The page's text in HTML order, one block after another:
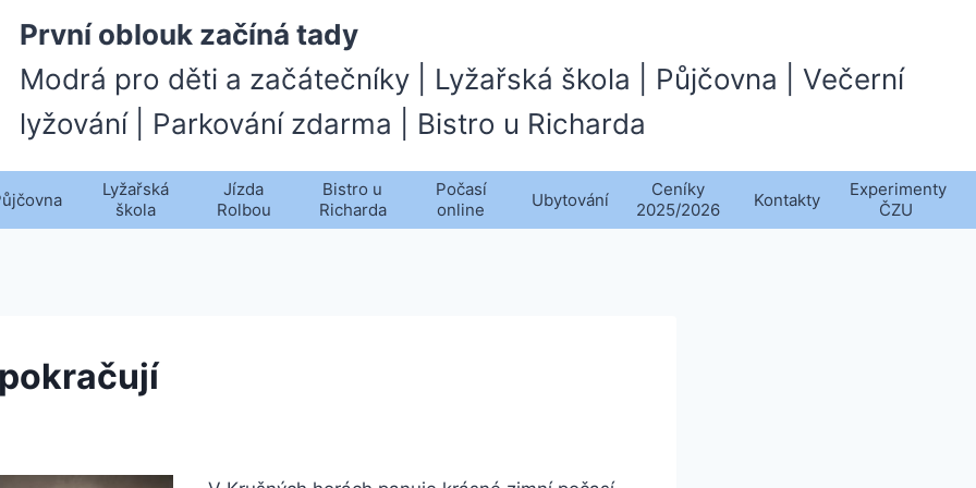
První oblouk začíná tady
Modrá pro děti a začátečníky | Lyžařská škola | Půjčovna | Večerní
lyžování | Parkování zdarma | Bistro u Richarda
Lyžařská
škola
Jízda
Rolbou
Bistro u
Richarda
Počasí
online
Ubytování
Ceníky
2025/2026
Kontakty
Experimenty
ČZU